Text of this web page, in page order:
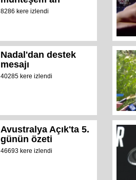
8286 kere izlendi
Nadal'dan destek
mesajı
40285 kere izlendi
Avustralya Açık'ta 5.
günün özeti
46693 kere izlendi